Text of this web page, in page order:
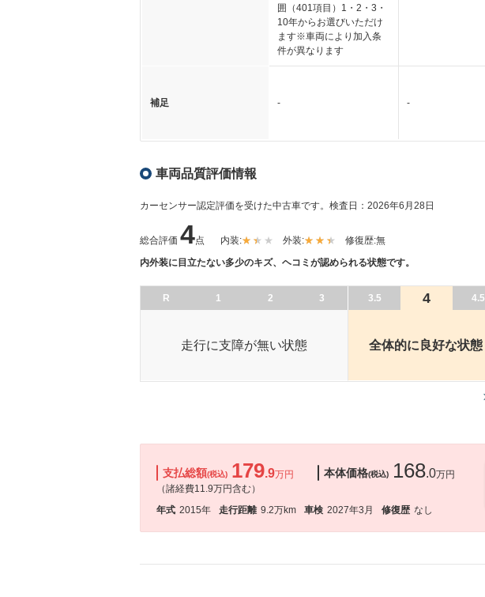
囲（401項目）1・2・3・
10年からお選びいただけ
ます※車両により加入条
件が異なります
補足 - -
車両品質評価情報
カーセンサー認定評価を受けた中古車です。 検査日：2026年6月28日
総合評価 4点 内装: 外装: 修復歴:無
内外装に目立たない多少のキズ、ヘコミが認められる状態です。
R 1 2 3 3.5 4 4.5
走行に支障が無い状態 全体的に良好な状態
支払総額(税込) 179.9万円
（諸経費11.9万円含む）
本体価格(税込) 168.0万円
年式 2015年 走行距離 9.2万km 車検 2027年3月 修復歴 なし